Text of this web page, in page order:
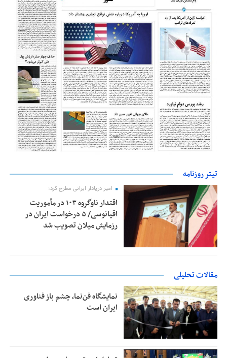
تیتر روزنامه
امیر دریادار ایرانی مطرح کرد؛
اقتدار ناوگروه ۱۰۳ در مأموریت‌
اقیانوسی/ ۵ درخواست ایران در
رزمایش میلان تصویب شد
مقالات تحلیلی
نمایشگاه فن‌نما، چشم باز فناوری
ایران است